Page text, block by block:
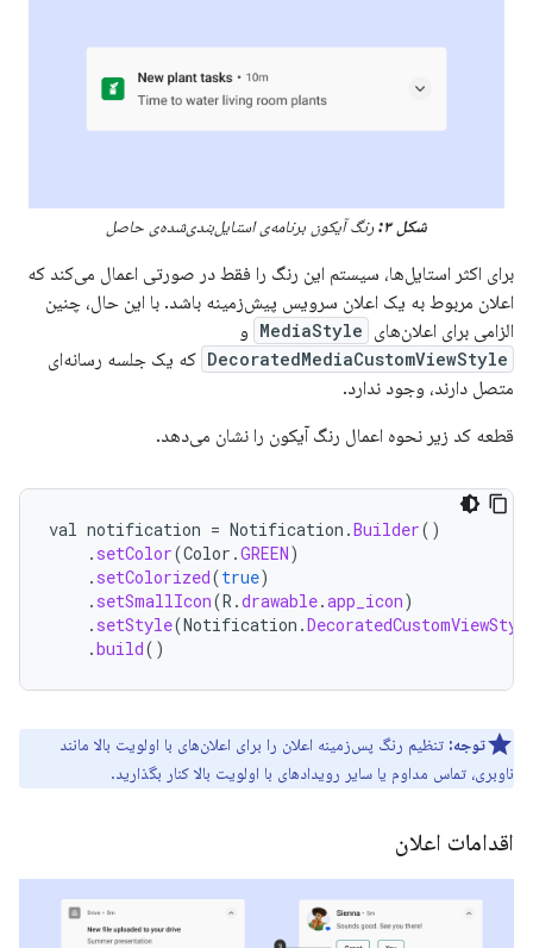
شکل ۳: رنگ آیکون برنامه‌ی استایل‌بندی‌شده‌ی حاصل
برای اکثر استایل‌ها، سیستم این رنگ را فقط در صورتی اعمال می‌کند که
اعلان مربوط به یک اعلان سرویس پیش‌زمینه باشد. با این حال، چنین
الزامی برای اعلان‌های MediaStyle و
DecoratedMediaCustomViewStyle که یک جلسه رسانه‌ای
متصل دارند، وجود ندارد.
قطعه کد زیر نحوه اعمال رنگ آیکون را نشان می‌دهد.
val notification = Notification .Builder()
. setColor(Color .GREEN)
. setColorized(true)
. setSmallIcon(R .drawable.app_icon)
. setStyle(Notification .
.build()
توجه: تنظیم رنگ پس‌زمینه اعلان را برای اعلان‌های با اولویت بالا مانند
ناوبری، تماس مداوم یا سایر رویدادهای با اولویت بالا کنار بگذارید.
اقدامات اعلان